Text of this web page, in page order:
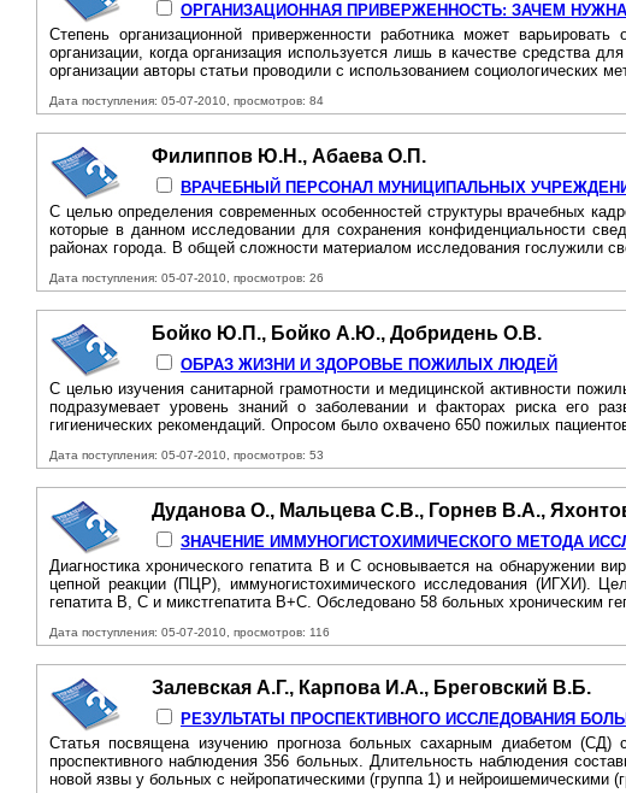
ОРГАНИЗАЦИОННАЯ ПРИВЕРЖЕННОСТЬ: ЗАЧЕМ
Степень организационной приверженности работника может
организации, когда организация используется лишь в качестве средства
организации авторы статьи проводили с использованием социологических
Дата поступления: 05-07-2010, просмотров: 84
Филиппов Ю.Н., Абаева О.П.
ВРАЧЕБНЫЙ ПЕРСОНАЛ МУНИЦИПАЛЬНЫХ
С целью определения современных особенностей структуры врачебных
которые в данном исследовании для сохранения
районах города. В общей сложности материалом исследования гослужили
Дата поступления: 05-07-2010, просмотров: 26
Бойко Ю.П., Бойко А.Ю., Добридень О.В.
ОБРАЗ ЖИЗНИ И ЗДОРОВЬЕ ПОЖИЛЫХ ЛЮДЕЙ
С целью изучения санитарной грамотности и медицинской активности
подразумевает уровень знаний о заболевании и факторах риска его
гигиенических рекомендаций. Опросом было охвачено 650 пожилых
Дата поступления: 05-07-2010, просмотров: 53
Дуданова О., Мальцева С.В., Горнев В.А.,
ЗНАЧЕНИЕ ИММУНОГИСТОХИМИЧЕСКОГО МЕТОДА
Диагностика хронического гепатита В и С основывается на обнаружении
цепной реакции (ПЦР), иммуногистохимического исследования (ИГХИ).
гепатита В, С и микстгепатита В+С. Обследовано 58 больных хроническим
Дата поступления: 05-07-2010, просмотров: 116
Залевская А.Г., Карпова И.А., Бреговский В.Б.
РЕЗУЛЬТАТЫ ПРОСПЕКТИВНОГО ИССЛЕДОВАНИЯ
Статья посвящена изучению прогноза больных сахарным диабетом (СД)
проспективного наблюдения 356 больных. Длительность наблюдения
новой язвы у больных с нейропатическими (группа 1) и нейроишемическими